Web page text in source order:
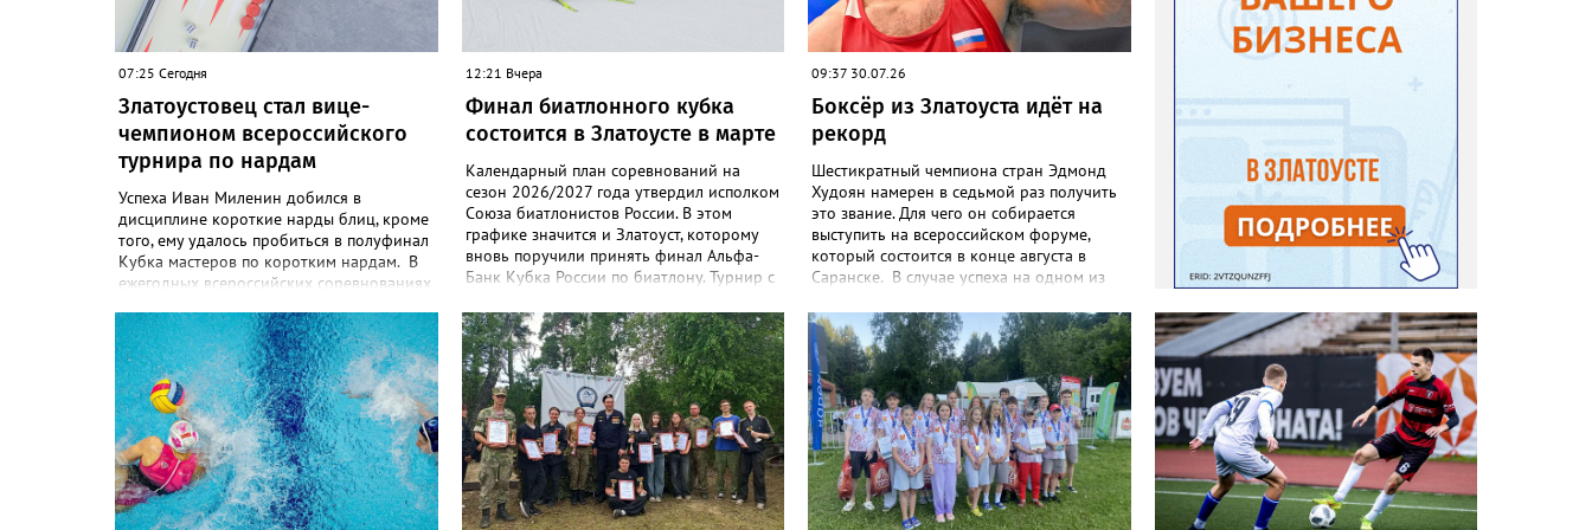
07:25 Сегодня
Златоустовец стал вице-
чемпионом всероссийского
турнира по нардам
Успеха Иван Миленин добился в
дисциплине короткие нарды блиц, кроме
того, ему удалось пробиться в полуфинал
Кубка мастеров по коротким нардам. В
ежегодных всероссийских соревнованиях
Востока в Красноярске участвовали
более 100 спортсменов из 20 регионов
страны. Сборная Челябинской области
привезла домой несколько наград.
Кроме серебра, которое добыл наш
земляк, это три золота Ксении Нагаевой и
Екатерины Дроздовой из Челябинска,
бронза представительницы Миасса
Ирины Зобковой и челябинца Сергея
Лютова. Ещё одну бронзу в общую
12:21 Вчера
Финал биатлонного кубка
состоится в Златоусте в марте
Календарный план соревнований на
сезон 2026/2027 года утвердил исполком
Союза биатлонистов России. В этом
графике значится и Златоуст, которому
вновь поручили принять финал Альфа-
Банк Кубка России по биатлону. Турнир с
страны состоится с 1 по 8 марта 2027
года. В программе будут самые
зрелищные дисциплины: спринт, гонка
преследования и масс-старт.
09:37 30.07.26
Боксёр из Златоуста идёт на
рекорд
Шестикратный чемпиона стран Эдмонд
Худоян намерен в седьмой раз получить
это звание. Для чего он собирается
выступить на всероссийском форуме,
который состоится в конце августа в
Саранске. В случае успеха на одном из
останется всего шаг до рекорда тренера
национальной сборной Андрея
Замкового, который восемь раз
становился чемпионом России. 3 августа
боксёрский турнир Спартакиады народов
России стартует в Челябинске. На ринг ДС
«Юность» выйдут как сильнейшие
мужчины, так и женщины — лидеры
национальной сборной. Они разыграют
13 комплектов наград.